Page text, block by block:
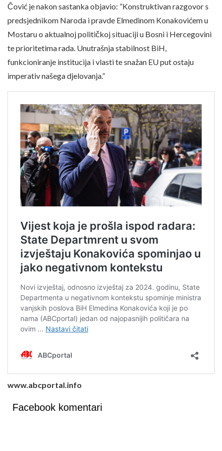
Čović je nakon sastanka objavio: ”Konstruktivan razgovor s
predsjednikom Naroda i pravde Elmedinom Konakovićem u
Mostaru o aktualnoj političkoj situaciji u Bosni i Hercegovini
te prioritetima rada. Unutrašnja stabilnost BiH,
funkcioniranje institucija i vlasti te snažan EU put ostaju
imperativ našega djelovanja.”
www.abcportal.info
Facebook komentari